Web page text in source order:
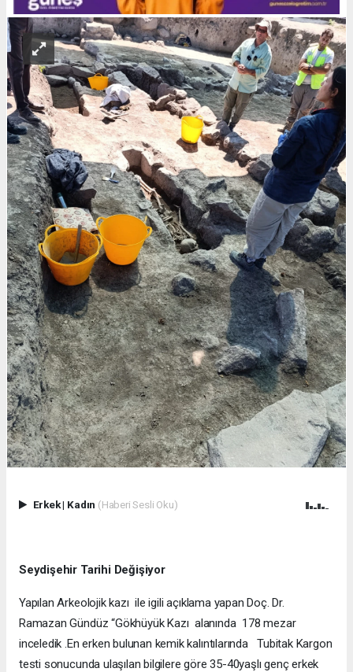
Erkek| Kadın (Haberi Sesli Oku)
Seydişehir Tarihi Değişiyor
Yapılan Arkeolojik kazı ile igili açıklama yapan Doç. Dr.
Ramazan Gündüz “Gökhüyük Kazı alanında 178 mezar
inceledik .En erken bulunan kemik kalıntılarında Tubitak Kargon
testi sonucunda ulaşılan bilgilere göre 35-40yaşlı genç erkek